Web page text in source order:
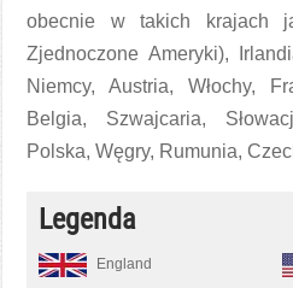
obecnie w takich krajach
Zjednoczone Ameryki),
Niemcy, Austria, Włochy,
Belgia, Szwajcaria,
Polska, Węgry, Rumunia,
Legenda
England